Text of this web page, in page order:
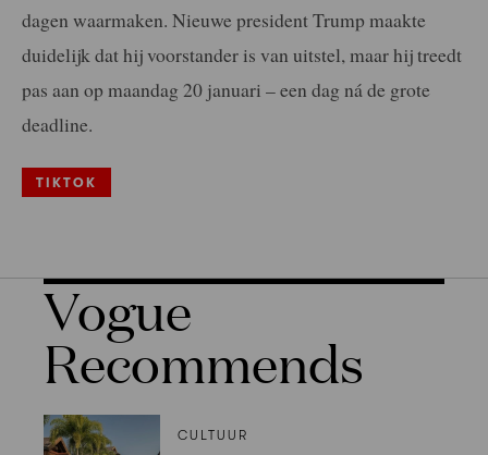
dagen waarmaken. Nieuwe president Trump maakte
duidelijk dat hij voorstander is van uitstel, maar hij treedt
pas aan op maandag 20 januari – een dag ná de grote
deadline.
TIKTOK
Vogue
Recommends
CULTUUR